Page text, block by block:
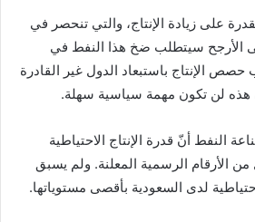
على زيادة الإنتاج، والتي تنحصر في
الأرجح سيتطلب ضخ هذا النفط في
حصص الإنتاج باستبعاد الدول غير القادرة
هذه لن تكون مهمة سياسية سهلة.
النفط أنّ قدرة الإنتاج الاحتياطية
من الأرقام الرسمية المعلنة. ولم يسبق
لدى السعودية بأقصى مستوياتها.